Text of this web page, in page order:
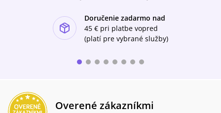
Doručenie zadarmo nad
45 € pri platbe vopred
(platí pre vybrané služby)
Overené zákazníkmi